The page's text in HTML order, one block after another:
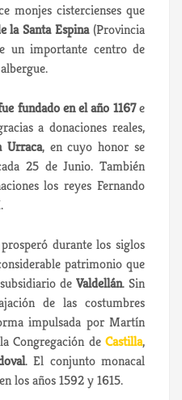
monjes cistercienses que
la Santa Espina(Provincia
un importante centro de
fundado en el año 1167e
a donaciones reales,
Urraca, en cuyo honor se
25 de Junio. También
los reyes Fernando
durante los siglos
patrimonio que
de Valdellán. Sin
de las costumbres
impulsada por Martín
Congregación de Castilla,
. El conjunto monacal
los años 1592 y 1615.